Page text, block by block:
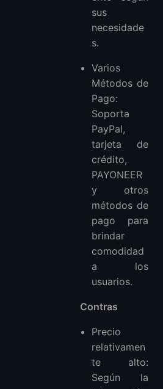
sus
necesidade
s.
Varios
Métodos de
Pago:
Soporta
PayPal,
tarjeta de
crédito,
PAYONEER
y otros
métodos de
pago para
brindar
comodidad
a los
usuarios.
Contras
Precio
relativamen
te alto:
Según la